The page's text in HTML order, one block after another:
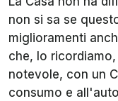
non si sa se
miglioramenti
che, lo
notevole, con un
consumo e